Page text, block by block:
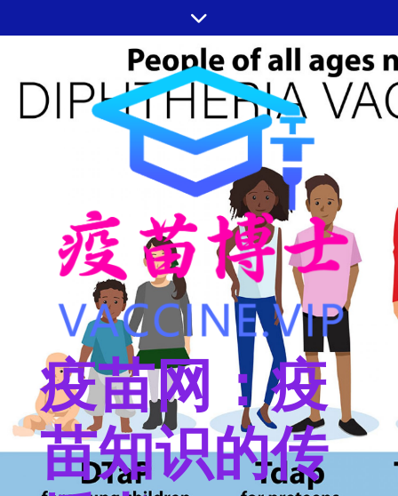
至
疫苗网：疫
苗知识的传